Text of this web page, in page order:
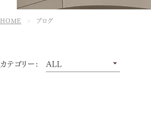
HOME ブログ
カテゴリー: